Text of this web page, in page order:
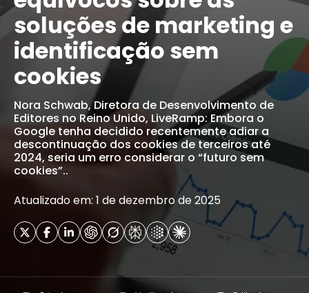
soluções de marketing e
identificação sem
cookies
Nora Schwab, Diretora de Desenvolvimento de
Editores no Reino Unido, LiveRamp: Embora o
Google tenha decidido recentemente adiar a
descontinuação dos cookies de terceiros até
2024, seria um erro considerar o “futuro sem
cookies”..
Atualizado em: 1 de dezembro de 2025